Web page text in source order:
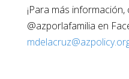
¡Para más
@azporlafamilia en